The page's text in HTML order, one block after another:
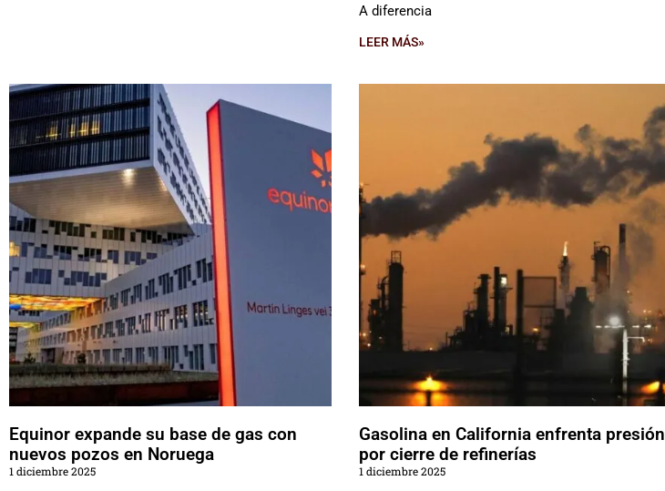
A diferencia
LEER MÁS»
Equinor expande su base de gas con
nuevos pozos en Noruega
1 diciembre 2025
Gasolina en California enfrenta presión
por cierre de refinerías
1 diciembre 2025